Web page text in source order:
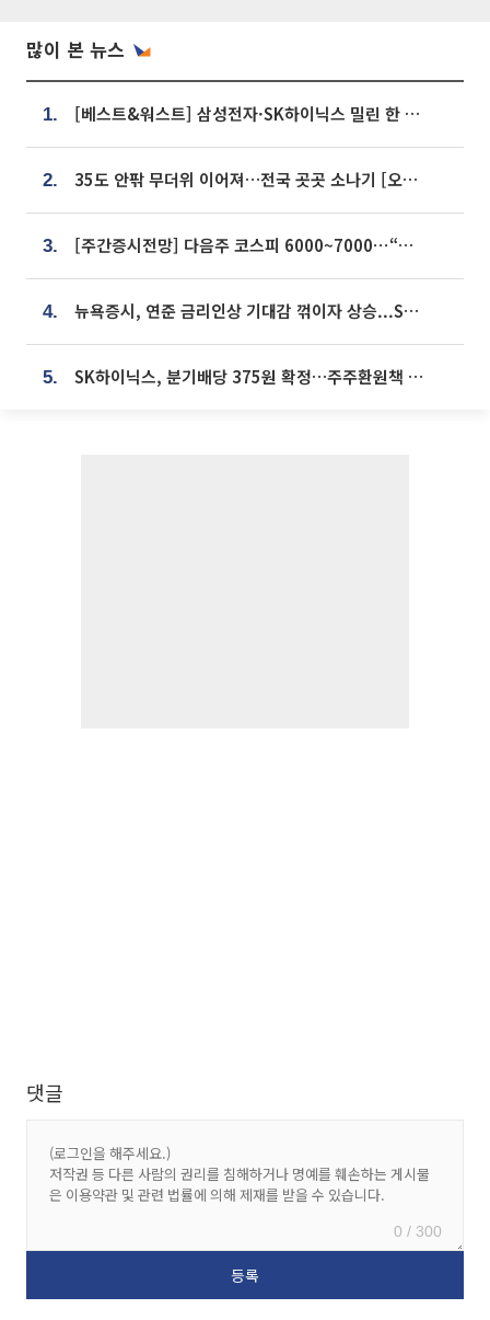
많이 본 뉴스
1. [베스트&워스트] 삼성전자·SK하이닉스 밀린 한 주…상상인증권은 85% 급등
2. 35도 안팎 무더위 이어져…전국 곳곳 소나기 [오늘 날씨]
3. [주간증시전망] 다음주 코스피 6000~7000⋯“外人 수급은 정책이 변수”
4. 뉴욕증시, 연준 금리인상 기대감 꺾이자 상승...S&P500 사상 최고치 [종합]
5. SK하이닉스, 분기배당 375원 확정…주주환원책 9월로 앞당겨 발표
댓글
0 / 300